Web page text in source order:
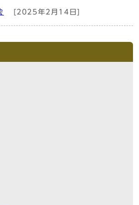
[2025年2月14日]